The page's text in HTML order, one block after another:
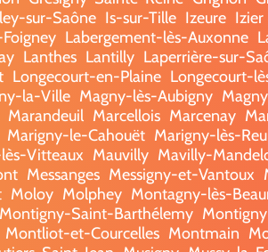
sur-Saône Is-sur-Tille Izeure Izier
Labergement-lès-Auxonne
Lanthes Lantilly Laperrière-sur-
Longecourt-en-Plaine Longecourt-
la-Ville Magny-lès-Aubigny
Marandeuil Marcellois Marcenay
Marigny-le-Cahouët Marigny-lès-
Vitteaux Mauvilly Mavilly-
Messanges Messigny-et-Vantoux
Moloy Molphey Montagny-lès-
Montigny-Saint-Barthélemy
Montliot-et-Courcelles Montmain